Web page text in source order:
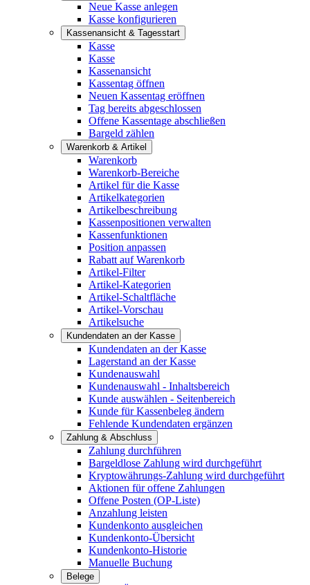
Neue Kasse anlegen
Kasse konfigurieren
Kassenansicht & Tagesstart
Kasse
Kasse
Kassenansicht
Kassentag öffnen
Neuen Kassentag eröffnen
Tag bereits abgeschlossen
Offene Kassentage abschließen
Bargeld zählen
Warenkorb & Artikel
Warenkorb
Warenkorb-Bereiche
Artikel für die Kasse
Artikelkategorien
Artikelbeschreibung
Kassenpositionen verwalten
Kassenfunktionen
Position anpassen
Rabatt auf Warenkorb
Artikel-Filter
Artikel-Kategorien
Artikel-Schaltfläche
Artikel-Vorschau
Artikelsuche
Kundendaten an der Kasse
Kundendaten an der Kasse
Lagerstand an der Kasse
Kundenauswahl
Kundenauswahl - Inhaltsbereich
Kunde auswählen - Seitenbereich
Kunde für Kassenbeleg ändern
Fehlende Kundendaten ergänzen
Zahlung & Abschluss
Zahlung durchführen
Bargeldlose Zahlung wird durchgeführt
Kryptowährungs-Zahlung wird durchgeführt
Aktionen für offene Zahlungen
Offene Posten (OP-Liste)
Anzahlung leisten
Kundenkonto ausgleichen
Kundenkonto-Übersicht
Kundenkonto-Historie
Manuelle Buchung
Belege